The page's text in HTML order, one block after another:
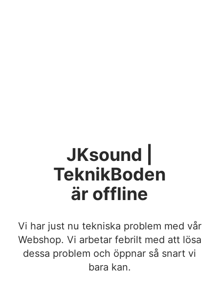
JKsound |
TeknikBoden
är offline
Vi har just nu tekniska problem med vår
Webshop. Vi arbetar febrilt med att lösa
dessa problem och öppnar så snart vi
bara kan.